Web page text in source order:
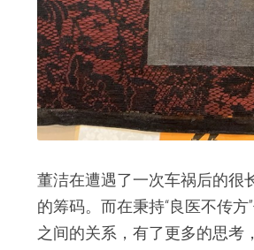
董洁在遭遇了一次车祸后的很
的筹码。而在秉持“良医不传
之间的关系，有了更多的思考